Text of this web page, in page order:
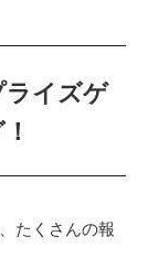
ライズゲ
たくさんの報